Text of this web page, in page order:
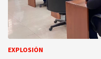
EXPLOSIÓN